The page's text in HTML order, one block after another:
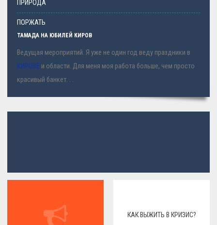
ПРИРОДА
ПОРЖАТЬ
ТАМАДА НА ЮБИЛЕЙ КИРОВ
Ведущая мероприятий. Я уже не один год веду праздники в
КИРОВЕ и области. Для меня моя работа больше, чем просто
красивый банкет. . .
КАК ВЫЖИТЬ В КРИЗИС?